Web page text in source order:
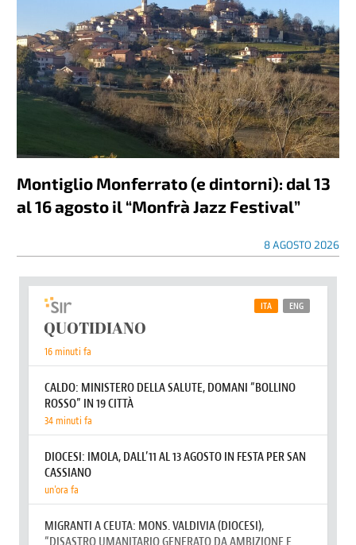
Montiglio Monferrato (e dintorni): dal 13
al 16 agosto il “Monfrà Jazz Festival”
8 AGOSTO 2026